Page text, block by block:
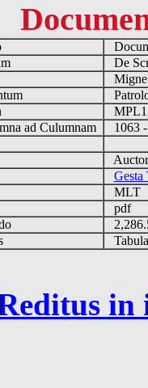
De
ad Culumnam
1063
Gesta
MLT
pdf
in